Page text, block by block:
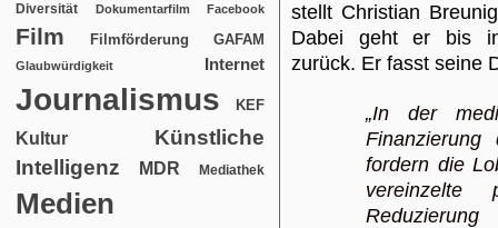
Diversität Dokumentarfilm Facebook
Film Filmförderung GAFAM
Glaubwürdigkeit Internet
Journalismus KEF
Kultur
Künstliche
Intelligenz
MDR Mediathek
Medien
stellt Christian
Dabei geht er bis
zurück. Er fasst seine
„In der
Finanzierung
fordern die
vereinzelte